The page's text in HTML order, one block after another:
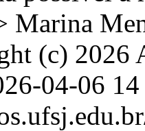
Marina
(c) 2026
04-06 14